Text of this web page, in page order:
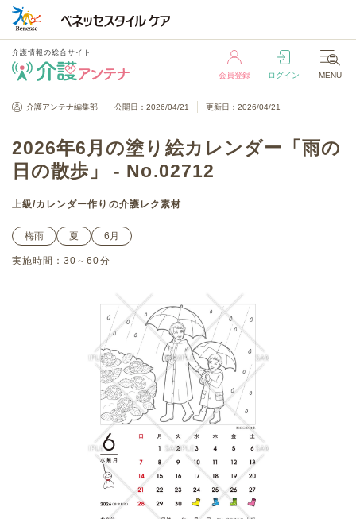
介護情報の総合サイト
会員登録 ログイン MENU
介護情報の総合サイト
介護アンテナ編集部 公開日：2026/04/21 更新日：2026/04/21
2026年6月の塗り絵カレンダー「雨の
日の散歩」 - No.02712
上級/カレンダー作り の介護レク素材
梅雨 夏 6月
実施時間：30～60分